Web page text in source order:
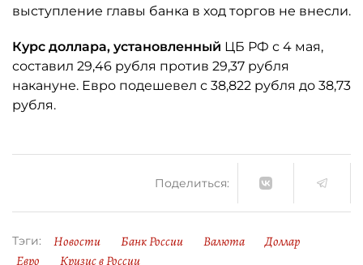
выступление главы банка в ход торгов не внесли.
Курс доллара, установленный ЦБ РФ с 4 мая,
составил 29,46 рубля против 29,37 рубля
накануне. Евро подешевел с 38,822 рубля до 38,73
рубля.
Поделиться:
Тэги: Новости Банк России Валюта
Доллар
Евро
Кризис в России